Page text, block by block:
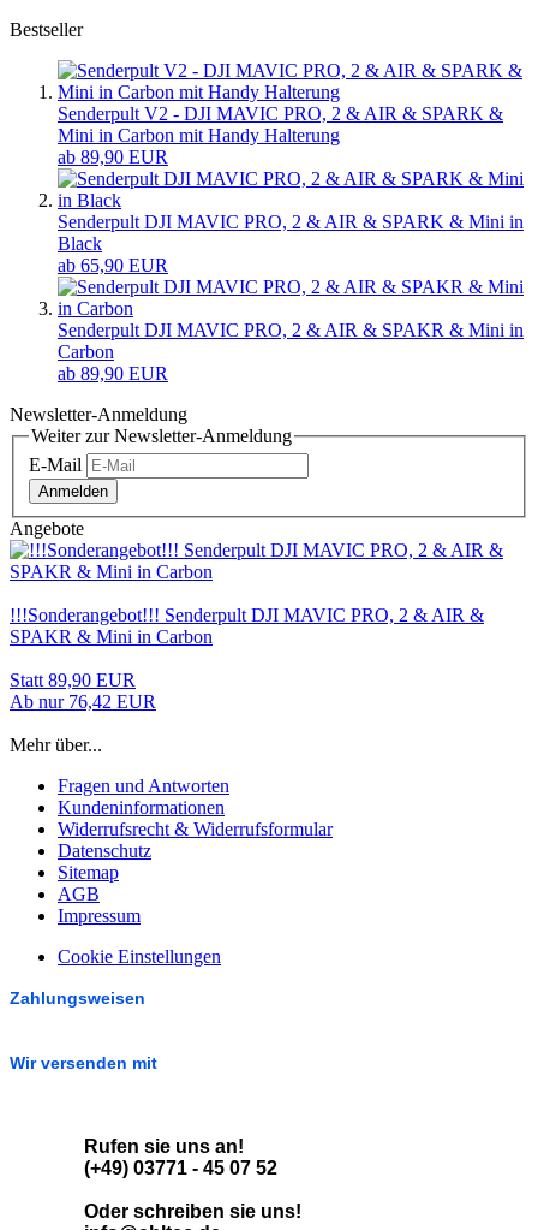
Bestseller
Senderpult V2 - DJI MAVIC PRO, 2 & AIR & SPARK &
Mini in Carbon mit Handy Halterung
ab 89,90 EUR
Senderpult DJI MAVIC PRO, 2 & AIR & SPARK & Mini in
Black
ab 65,90 EUR
Senderpult DJI MAVIC PRO, 2 & AIR & SPAKR & Mini in
Carbon
ab 89,90 EUR
Newsletter-Anmeldung
Weiter zur Newsletter-Anmeldung
E-Mail
Anmelden
Angebote
!!!Sonderangebot!!! Senderpult DJI MAVIC PRO, 2 & AIR &
SPAKR & Mini in Carbon
Statt 89,90 EUR
Ab nur 76,42 EUR
Mehr über...
Fragen und Antworten
Kundeninformationen
Widerrufsrecht & Widerrufsformular
Datenschutz
Sitemap
AGB
Impressum
Cookie Einstellungen
Zahlungsweisen
Wir versenden mit
Rufen sie uns an!
(+49) 03771 - 45 07 52
Oder schreiben sie uns!